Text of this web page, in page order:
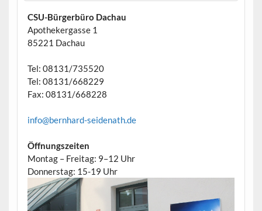
CSU-Bürgerbüro Dachau
Apothekergasse 1
85221 Dachau
Tel: 08131/735520
Tel: 08131/668229
Fax: 08131/668228
info@bernhard-seidenath.de
Öffnungszeiten
Montag – Freitag: 9–12 Uhr
Donnerstag: 15-19 Uhr